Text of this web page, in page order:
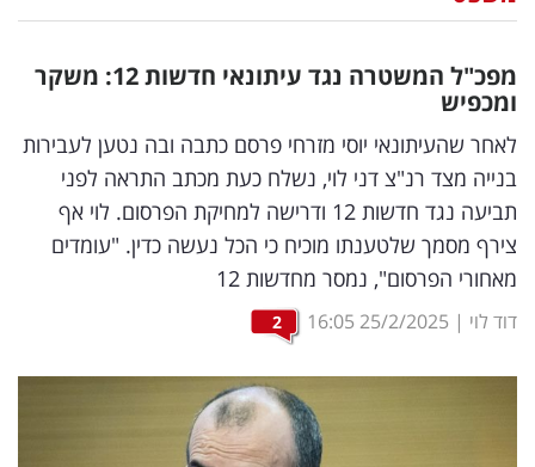
דיגיטל
וטק
שיווק
ופרסום
משפט
מדדים
ומחקרים
מפכ"ל המשטרה נגד עיתונאי חדשות 12: משקר
ומכפיש
לאחר שהעיתונאי יוסי מזרחי פרסם כתבה ובה נטען לעבירות
בנייה מצד רנ"צ דני לוי, נשלח כעת מכתב התראה לפני
תביעה נגד חדשות 12 ודרישה למחיקת הפרסום. לוי אף
צירף מסמך שלטענתו מוכיח כי הכל נעשה כדין. "עומדים
מאחורי הפרסום", נמסר מחדשות 12
דוד לוי |
25/2/2025
16:05
2